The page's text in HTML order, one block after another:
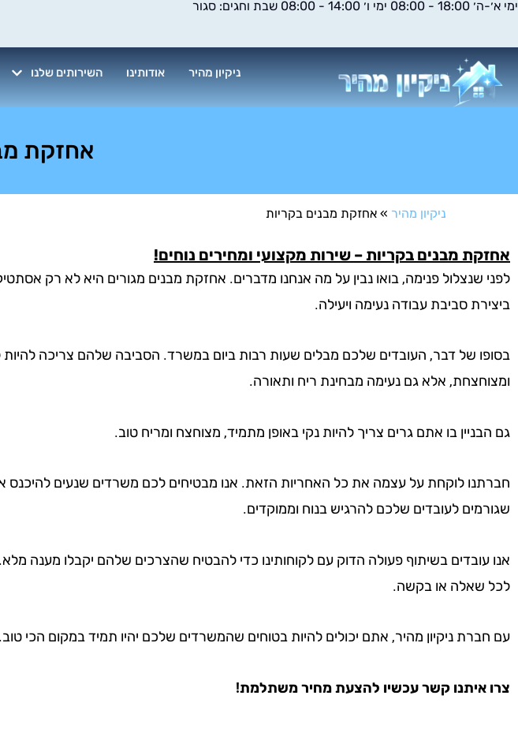
דילוג
ימי א׳-ה׳ 18:00 - 08:00 ימי ו׳ 14:00 - 08:00 שבת וחגים: סגור
ניקיון מהיר אודותינו השירותים שלנו
אחזקת
ניקיון מהיר » אחזקת מבנים בקריות
אחזקת מבנים בקריות – שירות מקצועי ומחירים נוחים!
לפני שנצלול פנימה, בואו נבין על מה אנחנו מדברים. אחזקת מבנים מגורים היא לא רק
ביצירת סביבת עבודה נעימה ויעילה.
בסופו של דבר, העובדים שלכם מבלים שעות רבות ביום במשרד. הסביבה שלהם צריכה להיות
ומצוחצחת, אלא גם נעימה מבחינת ריח ותאורה.
גם הבניין בו אתם גרים צריך להיות נקי באופן מתמיד, מצוחצח ומריח טוב.
חברתנו לוקחת על עצמה את כל האחריות הזאת. אנו מבטיחים לכם משרדים שנעים להיכנס
שגורמים לעובדים שלכם להרגיש בנוח וממוקדים.
לכל שאלה או בקשה.
עם חברת ניקיון מהיר, אתם יכולים להיות בטוחים שהמשרדים שלכם יהיו תמיד במקום הכי טוב.
צרו איתנו קשר עכשיו להצעת מחיר משתלמת!